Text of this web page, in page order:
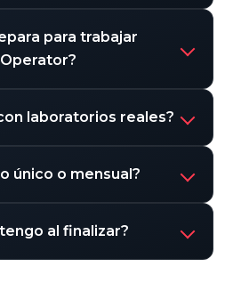
para trabajar
laboratorios reales?
único o mensual?
al finalizar?